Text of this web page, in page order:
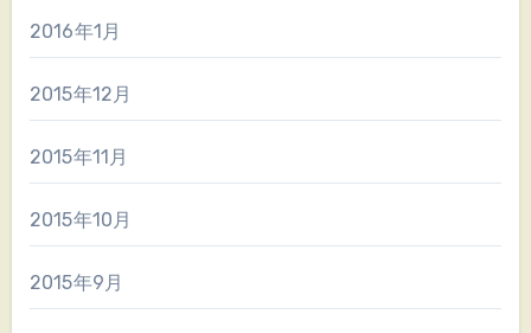
2016年1月
2015年12月
2015年11月
2015年10月
2015年9月